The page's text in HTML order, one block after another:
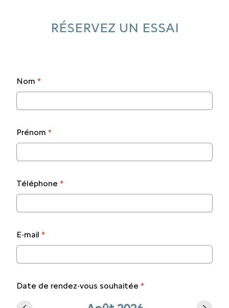
RÉSERVEZ UN ESSAI
Nom *
Prénom *
Téléphone *
E-mail *
Date de rendez-vous souhaitée *